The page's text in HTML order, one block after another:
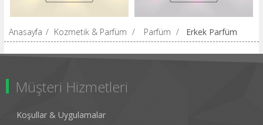
Anasayfa / Kozmetik & Parfüm / Parfüm / Erkek Parfüm
Müşteri Hizmetleri
Koşullar & Uygulamalar